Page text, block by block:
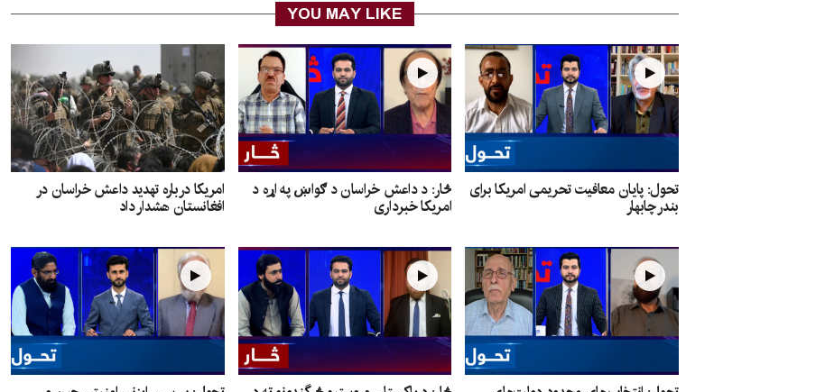
YOU MAY LIKE
تحول: پایان معافیت تحریمی امریکا برای
بندر چابهار
څار: د داعش خراسان د ګواښ په اړه د
امریکا خبرداری
امریکا درباره تهدید داعش خراسان در
افغانستان هشدار داد